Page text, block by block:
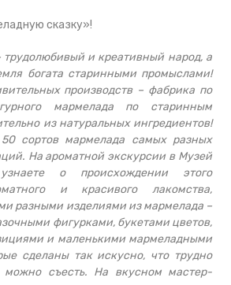
сказку»!
трудолюбивый и креативный народ, а
богата старинными промыслами!
производств – фабрика по
мармелада по старинным
из натуральных ингредиентов!
сортов мармелада самых разных
На ароматной экскурсии в Музей
о происхождении этого
и красивого лакомства,
разными изделиями из мармелада –
фигурками, букетами цветов,
и маленькими мармеладными
сделаны так искусно, что трудно
можно съесть. На вкусном мастер-